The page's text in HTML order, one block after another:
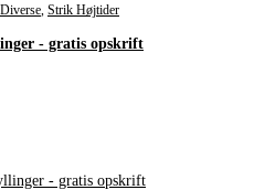
, Strik Højtider
- gratis opskrift